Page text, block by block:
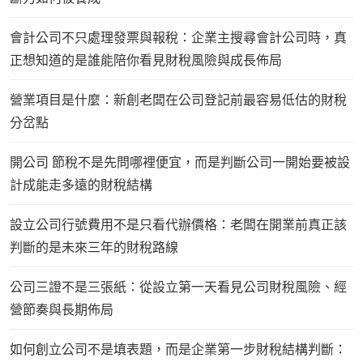
會計公司不只處理發票與報稅：企業主搜尋會計公司時，真
正想知道的是誰能陪你看見財稅風險與成長佈局
營業項目是什麼：新創老闆在公司登記前最容易低估的財稅
分岔點
開公司 節稅不是先問哪裡便宜，而是判斷公司一開始要被設
計成能走多遠的財稅結構
設立公司行號費用不是只看代辦價格：老闆在開業前真正該
判斷的是未來三年的財稅路線
公司三證不是三張紙：從設立第一天看見公司財稅風險、經
營節奏與長期佈局
如何創立公司不是填表題，而是企業第一步財稅結構判斷：